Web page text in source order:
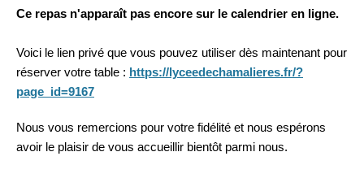
Ce repas n'apparaît pas encore sur le calendrier en ligne.
Voici le lien privé que vous pouvez utiliser dès maintenant pour
réserver votre table : https://lyceedechamalieres.fr/?
page_id=9167
Nous vous remercions pour votre fidélité et nous espérons
avoir le plaisir de vous accueillir bientôt parmi nous.